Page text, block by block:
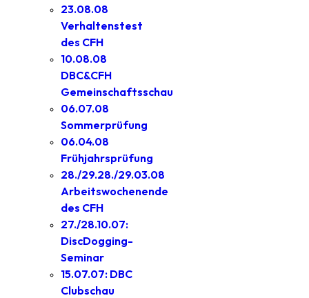
23.08.08
Verhaltenstest
des CFH
10.08.08
DBC&CFH
Gemeinschaftsschau
06.07.08
Sommerprüfung
06.04.08
Frühjahrsprüfung
28./29.28./29.03.08
Arbeitswochenende
des CFH
27./28.10.07:
DiscDogging-
Seminar
15.07.07: DBC
Clubschau